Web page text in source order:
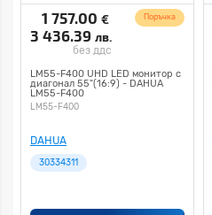
1 757.00 €
3 436.39 лв.
без ддс
Поръчка
LM55-F400 UHD LED монитор с
диагонал 55"(16:9) - DAHUA
LM55-F400
LM55-F400
DAHUA
30334311